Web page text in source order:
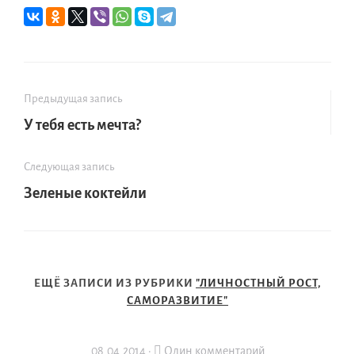
Предыдущая запись
У тебя есть мечта?
Следующая запись
Зеленые коктейли
ЕЩЁ ЗАПИСИ ИЗ РУБРИКИ "ЛИЧНОСТНЫЙ РОСТ,
САМОРАЗВИТИЕ"
08.04.2014 · Один комментарий